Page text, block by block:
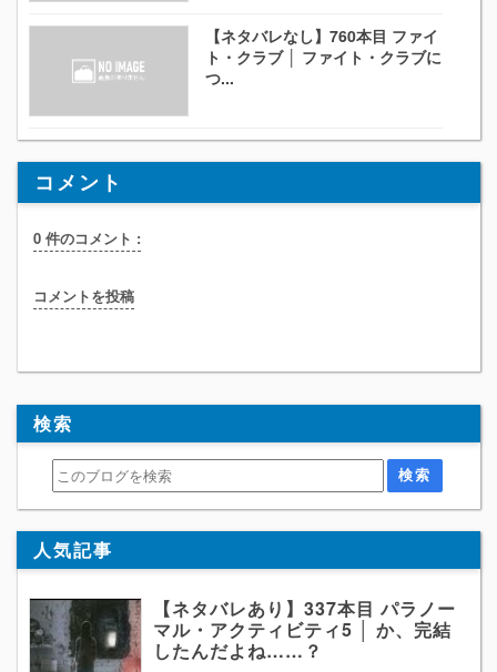
【ネタバレなし】760本目 ファイ
ト・クラブ │ ファイト・クラブに
つ...
コメント
0 件のコメント :
コメントを投稿
検索
人気記事
【ネタバレあり】337本目 パラノー
マル・アクティビティ5 │ か、完結
したんだよね……？